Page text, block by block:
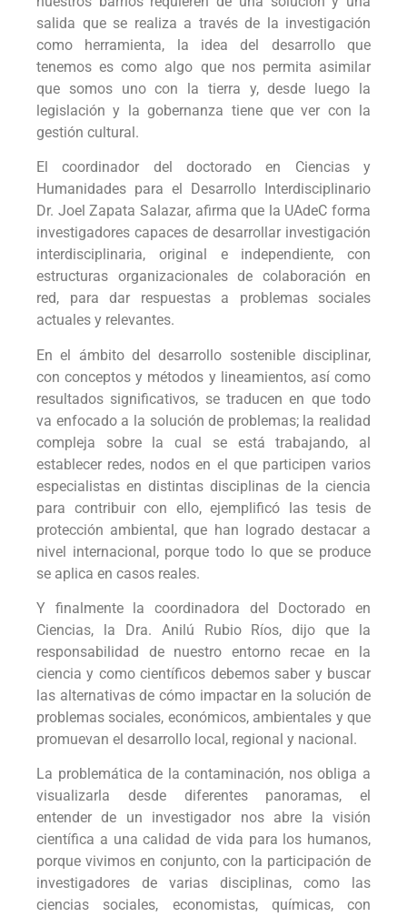
salida que se realiza a través de la investigación
como herramienta, la idea del desarrollo que
tenemos es como algo que nos permita asimilar
que somos uno con la tierra y, desde luego la
legislación y la gobernanza tiene que ver con la
gestión cultural.
El coordinador del doctorado en Ciencias y
Humanidades para el Desarrollo Interdisciplinario
Dr. Joel Zapata Salazar, afirma que la UAdeC forma
investigadores capaces de desarrollar investigación
interdisciplinaria, original e independiente, con
estructuras organizacionales de colaboración en
red, para dar respuestas a problemas sociales
actuales y relevantes.
En el ámbito del desarrollo sostenible disciplinar,
con conceptos y métodos y lineamientos, así como
resultados significativos, se traducen en que todo
va enfocado a la solución de problemas; la realidad
compleja sobre la cual se está trabajando, al
establecer redes, nodos en el que participen varios
especialistas en distintas disciplinas de la ciencia
para contribuir con ello, ejemplificó las tesis de
protección ambiental, que han logrado destacar a
nivel internacional, porque todo lo que se produce
se aplica en casos reales.
Y finalmente la coordinadora del Doctorado en
Ciencias, la Dra. Anilú Rubio Ríos, dijo que la
responsabilidad de nuestro entorno recae en la
ciencia y como científicos debemos saber y buscar
las alternativas de cómo impactar en la solución de
problemas sociales, económicos, ambientales y que
promuevan el desarrollo local, regional y nacional.
La problemática de la contaminación, nos obliga a
visualizarla desde diferentes panoramas, el
entender de un investigador nos abre la visión
científica a una calidad de vida para los humanos,
porque vivimos en conjunto, con la participación de
investigadores de varias disciplinas, como las
ciencias sociales, economistas, químicas, con